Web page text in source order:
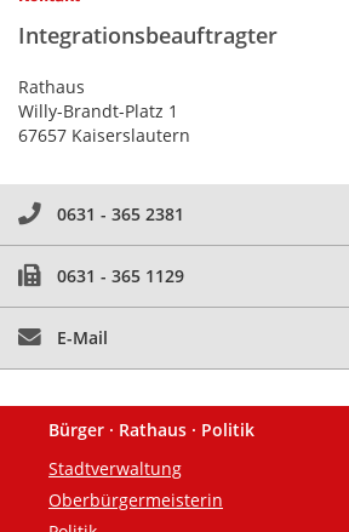
Integrationsbeauftragter
Rathaus
Willy-Brandt-Platz 1
67657 Kaiserslautern
0631 - 365 2381
0631 - 365 1129
E-Mail
Fußzeile
Bürger · Rathaus · Politik
Stadtverwaltung
Oberbürgermeisterin